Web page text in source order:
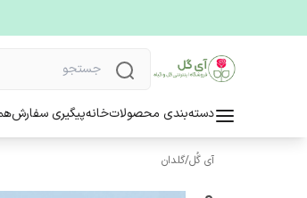
دسته‌بندی محصولاتخانهپیگیری سفارش
آی گُل/گلدان